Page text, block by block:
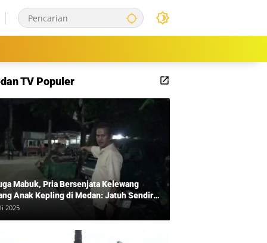
TV Populer
Mabuk, Pria Bersenjata Kelewang
Anak Kepling di Medan: Jatuh Sendiri
Mengamuk
2025